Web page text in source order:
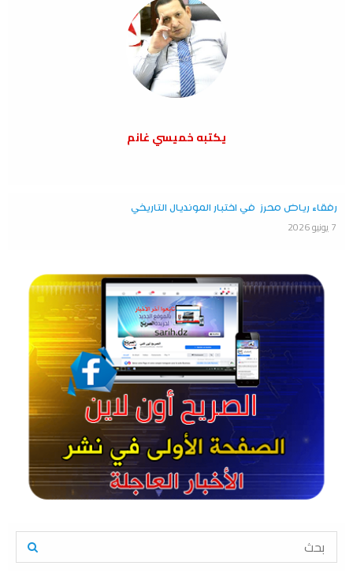
يكتبه خميسي غانم
رفقاء رياض محرز في اختبار المونديال التاريخي
7 يونيو 2026
S